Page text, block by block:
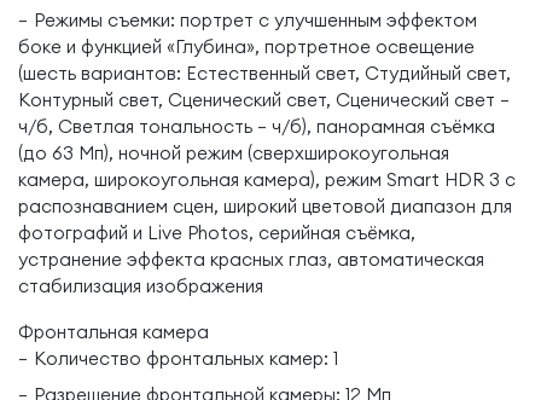
Режимы съемки: портрет с улучшенным эффектом
боке и функцией «Глубина», портретное освещение
(шесть вариантов: Естественный свет, Студийный свет,
Контурный свет, Сценический свет, Сценический свет —
ч/б, Светлая тональность — ч/б), панорамная съёмка
(до 63 Мп), ночной режим (сверхширокоугольная
камера, широкоугольная камера), режим Smart HDR 3 с
распознаванием сцен, широкий цветовой диапазон для
фотографий и Live Photos, серийная съёмка,
устранение эффекта красных глаз, автоматическая
стабилизация изображения
Фронтальная камера
Количество фронтальных камер: 1
Разрешение фронтальной камеры: 12 Мп